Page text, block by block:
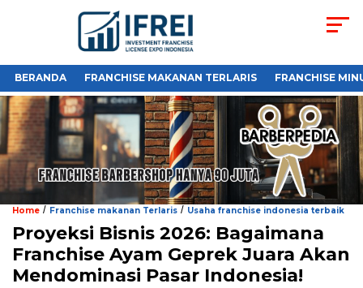
BERANDA FRANCHISE MAKANAN TERLARIS FRANCHISE
Home / Franchise makanan Terlaris / Usaha franchise indonesia terbaik
Proyeksi Bisnis 2026: Bagaimana
Franchise Ayam Geprek Juara Akan
Mendominasi Pasar Indonesia!